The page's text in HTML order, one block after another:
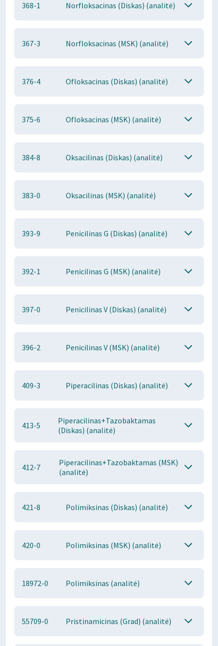
368-1 Norfloksacinas (Diskas) (analitė)
367-3 Norfloksacinas (MSK) (analitė)
376-4 Ofloksacinas (Diskas) (analitė)
375-6 Ofloksacinas (MSK) (analitė)
384-8 Oksacilinas (Diskas) (analitė)
383-0 Oksacilinas (MSK) (analitė)
393-9 Penicilinas G (Diskas) (analitė)
392-1 Penicilinas G (MSK) (analitė)
397-0 Penicilinas V (Diskas) (analitė)
396-2 Penicilinas V (MSK) (analitė)
409-3 Piperacilinas (Diskas) (analitė)
413-5
Piperacilinas+Tazobaktamas
(Diskas) (analitė)
412-7
Piperacilinas+Tazobaktamas (MSK)
(analitė)
421-8 Polimiksinas (Diskas) (analitė)
420-0 Polimiksinas (MSK) (analitė)
18972-0 Polimiksinas (analitė)
55709-0 Pristinamicinas (Grad) (analitė)